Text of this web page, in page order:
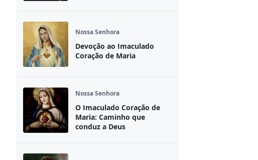
Nossa Senhora
Devoção ao Imaculado
Coração de Maria
Nossa Senhora
O Imaculado Coração de
Maria: Caminho que
conduz a Deus